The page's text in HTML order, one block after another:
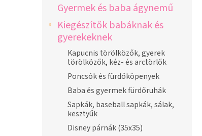
Gyermek és baba ágynemű
Kiegészítők babáknak és
gyerekeknek
Kapucnis törölközők, gyerek
törölközők, kéz- és arctörlők
Poncsók és fürdőköpenyek
Baba és gyermek fürdőruhák
Sapkák, baseball sapkák, sálak,
kesztyűk
Disney párnák (35x35)